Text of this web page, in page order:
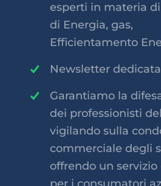
esperti in materia
di Energia, gas,
Efficientamento
Newsletter dedicata
Garantiamo la
dei professionisti
vigilando sulla
commerciale degli
offrendo un